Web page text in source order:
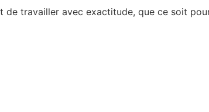
de travailler avec exactitude, que ce soit